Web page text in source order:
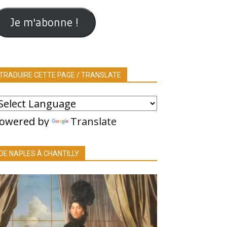
Je m'abonne !
CETTE PAGE / TRANSLATE
by Translate
NAPLES À CHANTILLY